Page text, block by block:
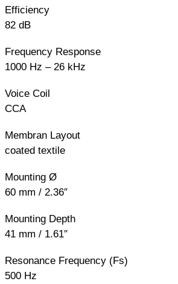
Efficiency
82 dB
Frequency Response
1000 Hz – 26 kHz
Voice Coil
CCA
Membran Layout
coated textile
Mounting Ø
60 mm / 2.36″
Mounting Depth
41 mm / 1.61″
Resonance Frequency (Fs)
500 Hz